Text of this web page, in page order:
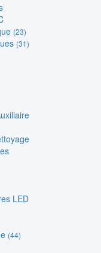
(23)
(31)
LED
(44)